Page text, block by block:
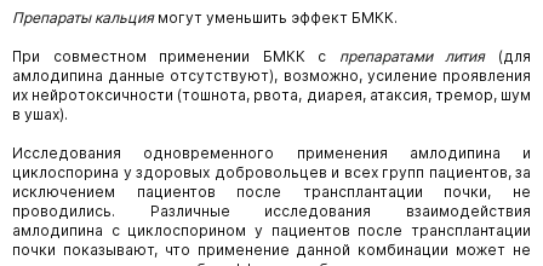
Препараты кальция могут уменьшить эффект БМКК.
При совместном применении БМКК с препаратами лития(для
амлодипина данные отсутствуют), возможно, усиление проявления
их нейротоксичности (тошнота, рвота, диарея, атаксия, тремор, шум
в ушах).
Исследования одновременного применения амлодипина и
циклоспорина у здоровых добровольцев и всех групп пациентов, за
исключением пациентов после трансплантации почки, не
проводились. Различные исследования взаимодействия
амлодипина с циклоспорином у пациентов после трансплантации
почки показывают, что применение данной комбинации может не